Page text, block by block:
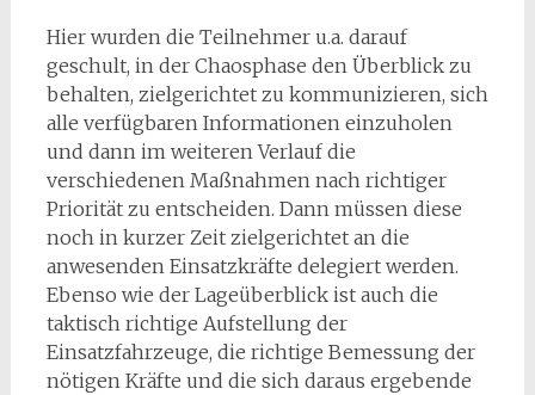
Hier wurden die Teilnehmer u.a. darauf
geschult, in der Chaosphase den Überblick zu
behalten, zielgerichtet zu kommunizieren, sich
alle verfügbaren Informationen einzuholen
und dann im weiteren Verlauf die
verschiedenen Maßnahmen nach richtiger
Priorität zu entscheiden. Dann müssen diese
noch in kurzer Zeit zielgerichtet an die
anwesenden Einsatzkräfte delegiert werden.
Ebenso wie der Lageüberblick ist auch die
taktisch richtige Aufstellung der
Einsatzfahrzeuge, die richtige Bemessung der
nötigen Kräfte und die sich daraus ergebende